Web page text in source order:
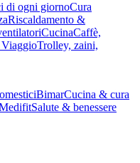
di ogni giornoCura
Riscaldamento &
CucinaCaffè,
Trolley, zaini,
BimarCucina & cura
Salute & benessere